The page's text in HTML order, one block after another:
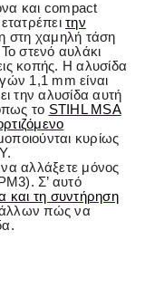
και compact
την
στη χαμηλή τάση
στενό αυλάκι
κοπής. Η αλυσίδα
1,1 mm είναι
την αλυσίδα αυτή
το STIHL MSA
κυρίως
αλλάξετε μόνος
Σ’ αυτό
και τη συντήρηση
άλλων πώς να